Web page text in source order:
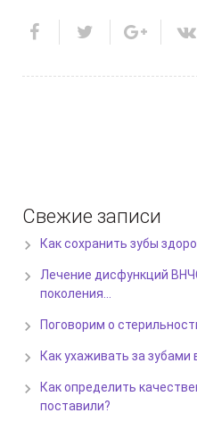
Свежие записи
Как сохранить зубы
Лечение дисфункций
поколения…
Поговорим о
Как ухаживать за
Как определить
поставили?